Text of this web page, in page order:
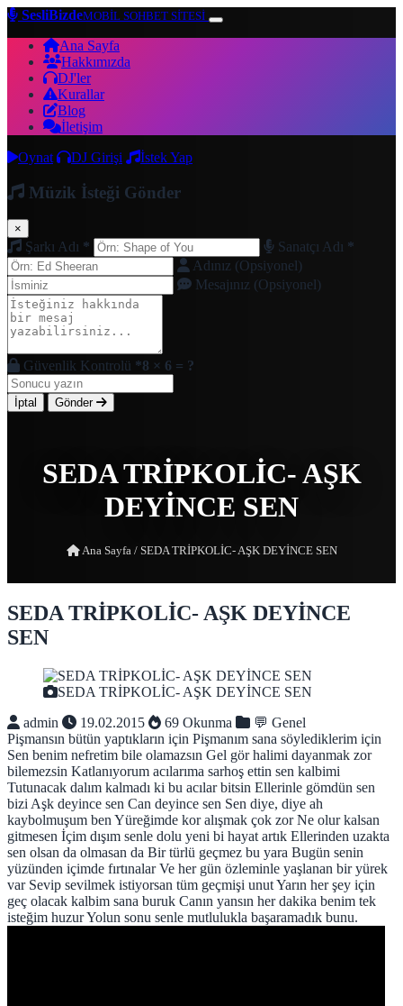
SesliBizdeMOBİL SOHBET SİTESİ
Ana Sayfa
Hakkımızda
DJ'ler
Kurallar
Blog
İletişim
Oynat
DJ Girişi İstek Yap
Müzik İsteği Gönder
×
Şarkı Adı * Sanatçı Adı *
Adınız (Opsiyonel)
Mesajınız (Opsiyonel)
Güvenlik Kontrolü *8 × 6 = ?
İptal Gönder
SEDA TRİPKOLİC- AŞK
DEYİNCE SEN
Ana Sayfa /SEDA TRİPKOLİC- AŞK DEYİNCE SEN
SEDA TRİPKOLİC- AŞK DEYİNCE
SEN
SEDA TRİPKOLİC- AŞK DEYİNCE SEN
admin
19.02.2015 69 Okunma
💬 Genel
Pişmansın bütün yaptıkların için Pişmanım sana söylediklerim için
Sen benim nefretim bile olamazsın Gel gör halimi dayanmak zor
bilemezsin Katlanıyorum acılarıma sarhoş ettin sen kalbimi
Tutunacak dalım kalmadı ki bu acılar bitsin Ellerinle gömdün sen
bizi Aşk deyince sen Can deyince sen Sen diye, diye ah
kaybolmuşum ben Yüreğimde kor alışmak çok zor Ne olur kalsan
gitmesen İçim dışım senle dolu yeni bi hayat artık Ellerinden uzakta
sen olsan da olmasan da Bir türlü geçmez bu yara Bugün senin
yüzünden içimde fırtınalar Ve her gün özleminle yaşlanan bir yürek
var Sevip sevilmek istiyorsan tüm geçmişi unut Yarın her şey için
geç olacak kalbim sana buruk Canın yansın her dakika benim tek
isteğim huzur Yolun sonu senle mutlulukla başaramadık bunu.